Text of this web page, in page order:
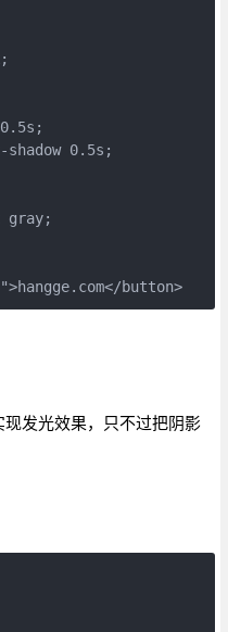
shadow 0.5s;
gray;
button>
发光效果，只不过把阴影